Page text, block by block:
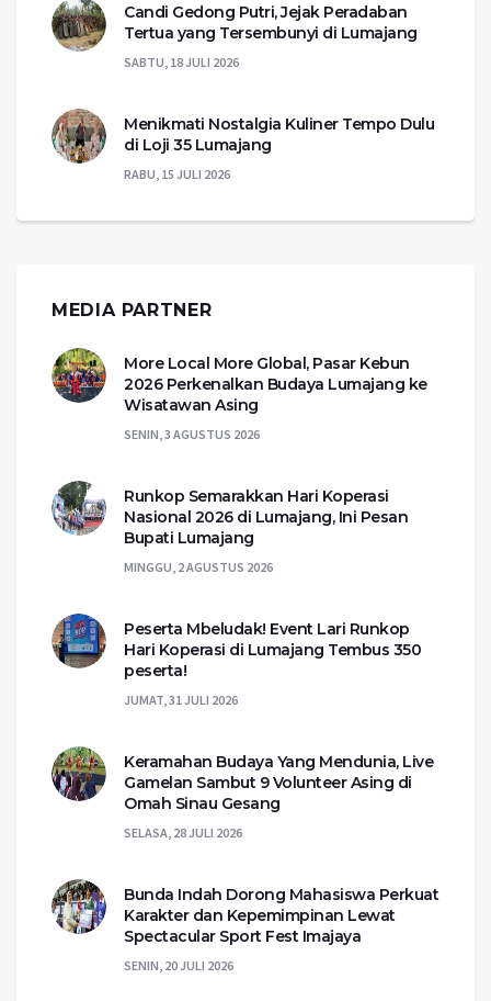
Candi Gedong Putri, Jejak Peradaban
Tertua yang Tersembunyi di Lumajang
SABTU, 18 JULI 2026
Menikmati Nostalgia Kuliner Tempo Dulu
di Loji 35 Lumajang
RABU, 15 JULI 2026
MEDIA PARTNER
More Local More Global, Pasar Kebun
2026 Perkenalkan Budaya Lumajang ke
Wisatawan Asing
SENIN, 3 AGUSTUS 2026
Runkop Semarakkan Hari Koperasi
Nasional 2026 di Lumajang, Ini Pesan
Bupati Lumajang
MINGGU, 2 AGUSTUS 2026
Peserta Mbeludak! Event Lari Runkop
Hari Koperasi di Lumajang Tembus 350
peserta!
JUMAT, 31 JULI 2026
Keramahan Budaya Yang Mendunia, Live
Gamelan Sambut 9 Volunteer Asing di
Omah Sinau Gesang
SELASA, 28 JULI 2026
Bunda Indah Dorong Mahasiswa Perkuat
Karakter dan Kepemimpinan Lewat
Spectacular Sport Fest Imajaya
SENIN, 20 JULI 2026